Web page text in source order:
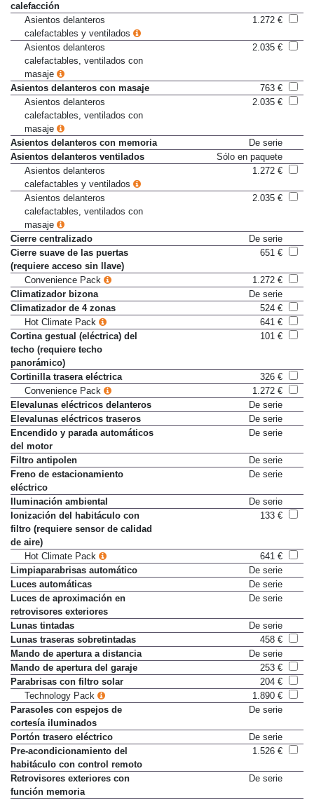
calefacción
Asientos delanteros
calefactables y ventilados
1.272 €
Asientos delanteros
calefactables, ventilados con
masaje
2.035 €
Asientos delanteros con masaje
763 €
Asientos delanteros
calefactables, ventilados con
masaje
2.035 €
Asientos delanteros con memoria
De serie
Asientos delanteros ventilados
Sólo en paquete
Asientos delanteros
calefactables y ventilados
1.272 €
Asientos delanteros
calefactables, ventilados con
masaje
2.035 €
Cierre centralizado
De serie
Cierre suave de las puertas
(requiere acceso sin llave)
651 €
Convenience Pack
1.272 €
Climatizador bizona
De serie
Climatizador de 4 zonas
524 €
Hot Climate Pack
641 €
Cortina gestual (eléctrica) del
techo (requiere techo
panorámico)
101 €
Cortinilla trasera eléctrica
326 €
Convenience Pack
1.272 €
Elevalunas eléctricos delanteros
De serie
Elevalunas eléctricos traseros
De serie
Encendido y parada automáticos
del motor
De serie
Filtro antipolen
De serie
Freno de estacionamiento
eléctrico
De serie
Iluminación ambiental
De serie
Ionización del habitáculo con
filtro (requiere sensor de calidad
de aire)
133 €
Hot Climate Pack
641 €
Limpiaparabrisas automático
De serie
Luces automáticas
De serie
Luces de aproximación en
retrovisores exteriores
De serie
Lunas tintadas
De serie
Lunas traseras sobretintadas
458 €
Mando de apertura a distancia
De serie
Mando de apertura del garaje
253 €
Parabrisas con filtro solar
204 €
Technology Pack
1.890 €
Parasoles con espejos de
cortesía iluminados
De serie
Portón trasero eléctrico
De serie
Pre-acondicionamiento del
habitáculo con control remoto
1.526 €
Retrovisores exteriores con
función memoria
De serie